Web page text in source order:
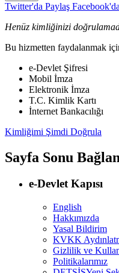
Twitter'da Paylaş
Henüz kimliğinizi
Bu hizmetten faydalanmak
e-Devlet Şifresi
Mobil İmza
Elektronik İmza
T.C. Kimlik Kartı
İnternet Bankacılığı
Kimliğimi Şimdi Doğrula
Sayfa Sonu
e-Devlet Kapısı
English
Hakkımızda
Yasal Bildirim
KVKK
Gizlilik ve
Politikalarımız